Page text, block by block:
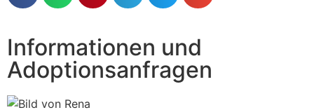
Informationen und
Adoptionsanfragen